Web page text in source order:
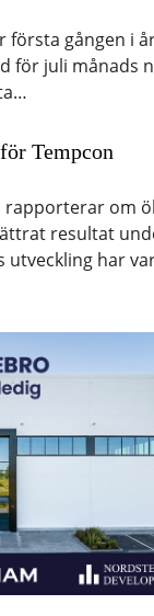
första gången i
för juli månads
Tempcon
om
resultat
utveckling har